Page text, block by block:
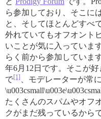
ら参加しており、そこに
と、そしてほとんどすべ
外れていてもオフオント
いことが気に入っていま
らく前から参加していま
年6月12日です。そこが
で[1]
、モデレーターが常
たくさんのスパムやオフ
クがまだ残っているから